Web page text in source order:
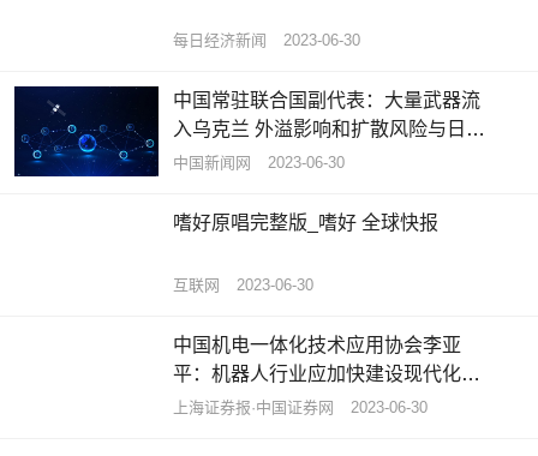
每日经济新闻 2023-06-30
中国常驻联合国副代表：大量武器流
入乌克兰 外溢影响和扩散风险与日俱
增 世界热议
中国新闻网 2023-06-30
嗜好原唱完整版_嗜好 全球快报
互联网 2023-06-30
中国机电一体化技术应用协会李亚
平：机器人行业应加快建设现代化产
业体系
上海证券报·中国证券网 2023-06-30